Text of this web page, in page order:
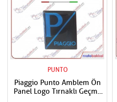
PUNTO
Piaggio Punto Amblem Ön
Panel Logo Tırnaklı Geçme